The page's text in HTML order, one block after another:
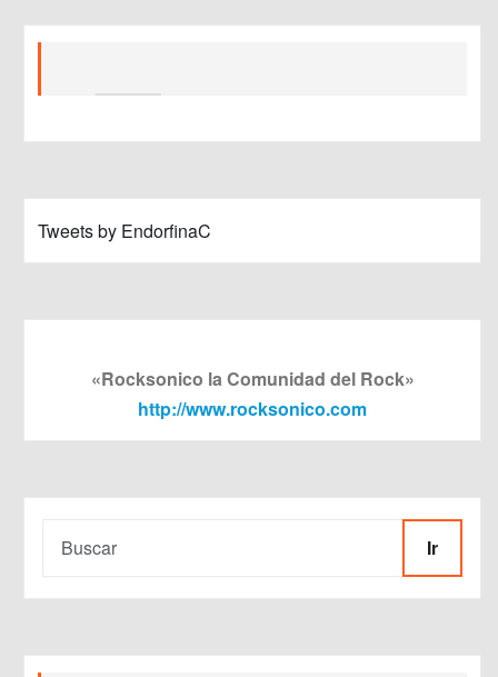
Tweets by EndorfinaC
«Rocksonico la Comunidad del Rock»
http://www.rocksonico.com
Ir